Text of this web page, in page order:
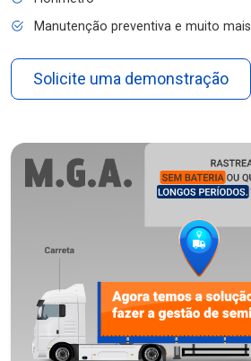
Manutenção preventiva e muito mais
Solicite uma demonstração